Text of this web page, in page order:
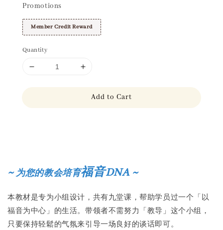
Promotions
Member Credit Reward
Quantity
Add to Cart
~为您的教会培育福音DNA ~
本教材是专为小组设计，共有九堂课，帮助学员过一个「以
福音为中心」的生活。带领者不需努力「教导」这个小组，
只要保持轻鬆的气氛来引导一场良好的谈话即可。